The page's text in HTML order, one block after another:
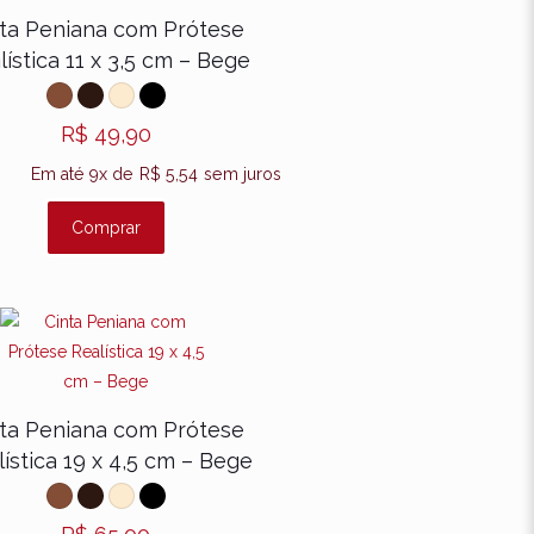
Para casais Homosexuais
para a sua relação.
à base de água ao utilizar
garantindo a máxima proteção
de vinila) super resistente,
Peniana com Prótese
11 x 3,5 cm – Bege
R$ 49,90
Em até 9x de R$ 5,54 sem juros
Comprar
Peniana com Prótese
19 x 4,5 cm – Bege